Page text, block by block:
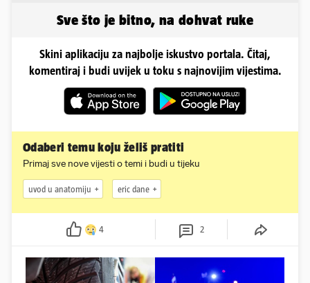
Sve što je bitno, na dohvat ruke
Skini aplikaciju za najbolje iskustvo portala. Čitaj,
komentiraj i budi uvijek u toku s najnovijim vijestima.
Odaberi temu koju želiš pratiti
Primaj sve nove vijesti o temi i budi u tijeku
uvod u anatomiju eric dane
4 2